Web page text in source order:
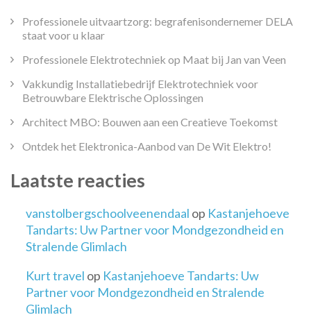
Professionele uitvaartzorg: begrafenisondernemer DELA
staat voor u klaar
Professionele Elektrotechniek op Maat bij Jan van Veen
Vakkundig Installatiebedrijf Elektrotechniek voor
Betrouwbare Elektrische Oplossingen
Architect MBO: Bouwen aan een Creatieve Toekomst
Ontdek het Elektronica-Aanbod van De Wit Elektro!
Laatste reacties
vanstolbergschoolveenendaal op Kastanjehoeve
Tandarts: Uw Partner voor Mondgezondheid en
Stralende Glimlach
Kurt travel op Kastanjehoeve Tandarts: Uw
Partner voor Mondgezondheid en Stralende
Glimlach